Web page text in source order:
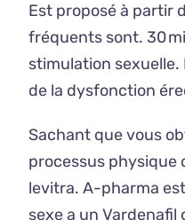
Est proposé à partir
fréquents sont. 30
stimulation sexuelle.
de la dysfonction
Sachant que vous
processus physique
levitra. A-pharma
sexe a un